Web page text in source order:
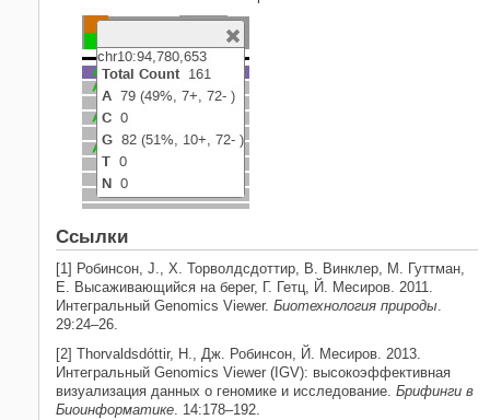
Ссылки
[1] Робинсон, J., Х. Торволдсдоттир, В. Винклер, М. Гуттман,
E. Высаживающийся на берег, Г. Гетц, Й. Месиров. 2011.
Интегральный Genomics Viewer. Биотехнология природы.
29:24–26.
[2] Thorvaldsdóttir, H., Дж. Робинсон, Й. Месиров. 2013.
Интегральный Genomics Viewer (IGV): высокоэффективная
визуализация данных о геномике и исследование. Брифинги в
Биоинформатике. 14:178–192.